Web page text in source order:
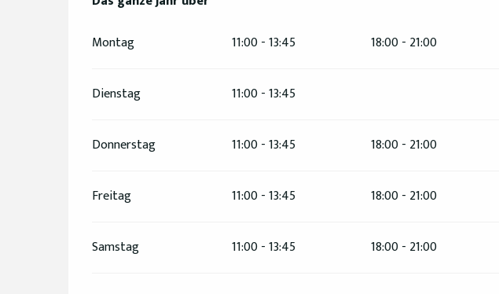
Montag
11:00 - 13:45 18:00 - 21:00
Dienstag 11:00 - 13:45
Donnerstag 11:00 - 13:45 18:00 - 21:00
Freitag 11:00 - 13:45 18:00 - 21:00
Samstag 11:00 - 13:45 18:00 - 21:00